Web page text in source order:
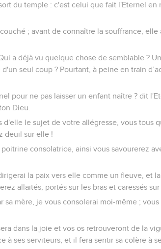
du temple : c'est celui que fait l'Eternel en
; avant de connaître la souffrance, elle
a déjà vu quelque chose de semblable ?
seul coup ? Pourtant, à peine en train
pour ne pas laisser un enfant naître ? dit
Dieu.
d'elle le sujet de votre allégresse, vous tous
deuil sur elle !
consolatrice, ainsi vous savourerez
la paix vers elle comme un fleuve, et
allaités, portés sur les bras et caressés sur
sa mère, je vous consolerai moi-même ;
dans la joie et vos os retrouveront de la
à ses serviteurs, et il fera sentir sa colère à